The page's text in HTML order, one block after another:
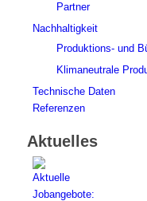
Partner
Nachhaltigkeit
Produktions- und
Klimaneutrale
Technische Daten
Referenzen
Aktuelles